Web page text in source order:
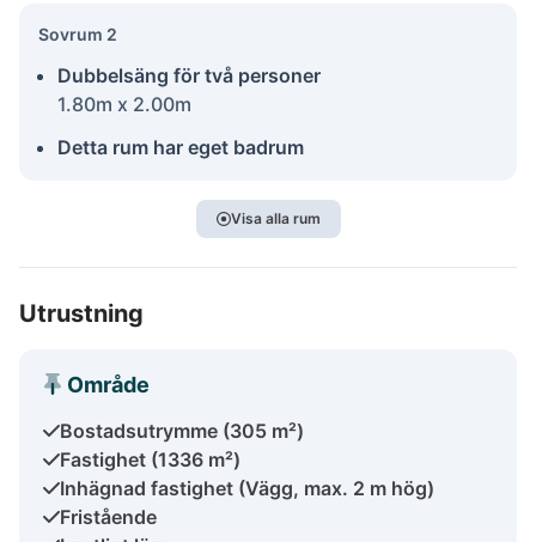
Sovrum 2
Dubbelsäng för två personer
1.80m x 2.00m
Detta rum har eget badrum
Visa alla rum
Utrustning
Område
Bostadsutrymme (305 m²)
Fastighet (1336 m²)
Inhägnad fastighet (Vägg, max. 2 m hög)
Fristående